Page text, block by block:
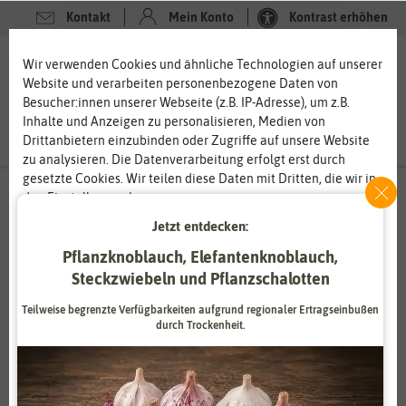
Kontakt Mein Konto Kontrast erhöhen
0 0
Wir bringen Bio weiter
Unternehmen nutzt Lehmann Natur die Permakultur für den
biologisch-dynamische Landwirtschaft steht im Mittelpunkt.
Das Unternehmen arbeitet nach nachhaltig ökologischen
Gesichtspunkten und möchte damit seinen Beitrag für eine
Wir verwenden Cookies und ähnliche Technologien auf unserer
Website und verarbeiten personenbezogene Daten von
Besucher:innen unserer Webseite (z.B. IP-Adresse), um z.B.
Inhalte und Anzeigen zu personalisieren, Medien von
Drittanbietern einzubinden oder Zugriffe auf unsere Website
zu analysieren. Die Datenverarbeitung erfolgt erst durch
gesetzte Cookies. Wir teilen diese Daten mit Dritten, die wir in
den Einstellungen benennen.
eines berechtigten Interesses erfolgen. Die Zustimmung kann
erteilt oder abgelehnt werden. Es besteht das Recht, nicht
einzuwilligen und die Einwilligung zu einem späteren
Informationen zur Verwendung personenbezogener Daten und
den Diensten erklären wir in unsererDaten­schutz­erklärung
Essenziell Statistik
Jetzt entdecken:
Pflanzknoblauch, Elefantenknoblauch,
Steckzwiebeln und Pflanzschalotten
Teilweise begrenzte Verfügbarkeiten aufgrund regionaler Ertragseinbußen
durch Trockenheit.